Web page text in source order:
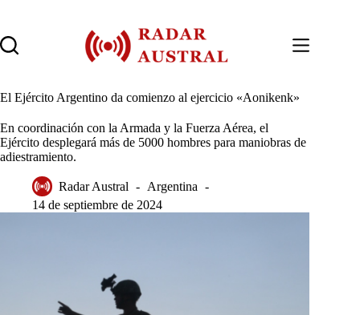
contenido
El Ejército Argentino da comienzo al ejercicio «Aonikenk»
En coordinación con la Armada y la Fuerza Aérea, el
Ejército desplegará más de 5000 hombres para maniobras de
adiestramiento.
Radar Austral
Argentina
14 de septiembre de 2024